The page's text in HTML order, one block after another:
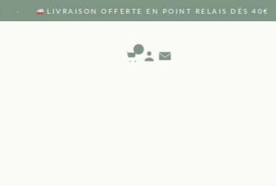
LIVRAISON OFFERTE EN POINT RELAIS DÈS 40€ ·